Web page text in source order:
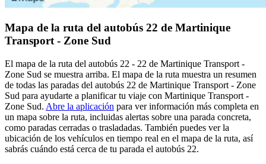
Mapa de la ruta del autobús 22 de Martinique
Transport - Zone Sud
El mapa de la ruta del autobús 22 - 22 de Martinique Transport -
Zone Sud se muestra arriba. El mapa de la ruta muestra un resumen
de todas las paradas del autobús 22 de Martinique Transport - Zone
Sud para ayudarte a planificar tu viaje con Martinique Transport -
Zone Sud. Abre la aplicación para ver información más completa en
un mapa sobre la ruta, incluidas alertas sobre una parada concreta,
como paradas cerradas o trasladadas. También puedes ver la
ubicación de los vehículos en tiempo real en el mapa de la ruta, así
sabrás cuándo está cerca de tu parada el autobús 22.